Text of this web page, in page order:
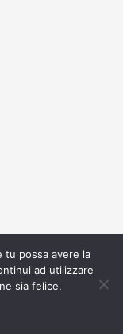
tu possa avere la
ad utilizzare
sia felice.